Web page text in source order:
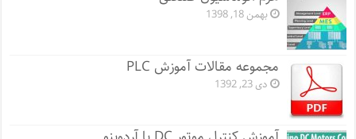
بهمن 18, 1398
مجموعه مقالات آموزش PLC
دی 23, 1392